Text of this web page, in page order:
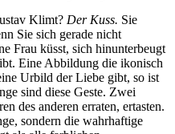
Klimt? Der Kuss. Sie
Sie sich gerade nicht
Frau küsst, sich hinunterbeugt
Eine Abbildung die ikonisch
Urbild der Liebe gibt, so ist
sind diese Geste. Zwei
des anderen erraten, ertasten.
sondern die wahrhaftige